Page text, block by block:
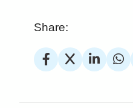
Share: